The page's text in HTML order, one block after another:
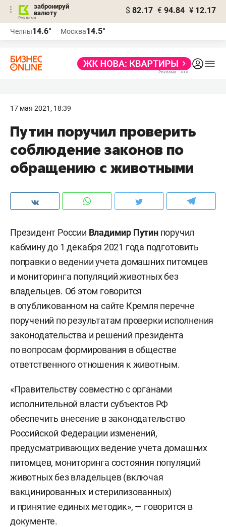
забронируй
валюту
$ 82.17 € 94.84 ¥ 12.17
Челны14.6° Москва14.5°
17 мая 2021, 18:39
Путин поручил проверить
соблюдение законов по
обращению с животными
Президент России Владимир Путинпоручил
кабмину до 1 декабря 2021 года подготовить
поправки о ведении учета домашних питомцев
и мониторинга популяций животных без
владельцев. Об этом говорится
в опубликованном на сайте Кремля перечне
поручений по результатам проверки исполнения
законодательства и решений президента
по вопросам формирования в обществе
ответственного отношения к животным.
«Правительству совместно с органами
исполнительной власти субъектов РФ
обеспечить внесение в законодательство
Российской Федерации изменений,
предусматривающих ведение учета домашних
питомцев, мониторинга состояния популяций
животных без владельцев (включая
вакцинированных и стерилизованных)
и принятие единых методик», — говорится в
документе.